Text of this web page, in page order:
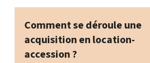
Comment se déroule une
acquisition en location-
accession ?